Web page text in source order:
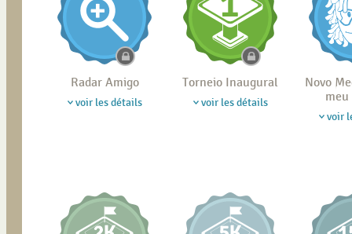
Radar Amigo
voir les détails
Torneio Inaugural
voir les détails
Novo
voir